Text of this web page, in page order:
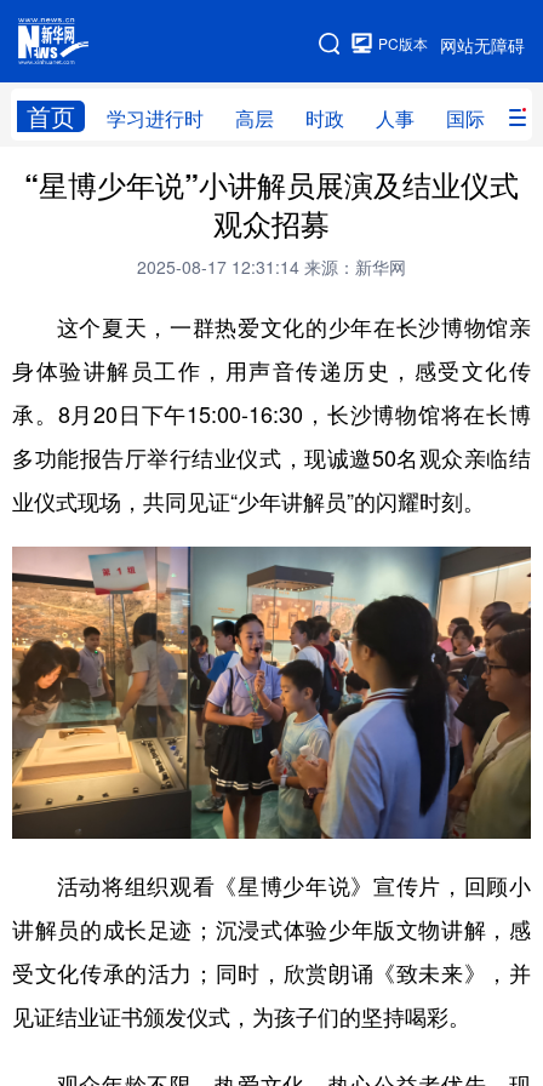
网站无障碍
PC版本
首页 学习进行时 高层 时政 人事 国际 财
网站地图
学习进行时 高层 时政 人事
财经 网评
全球连线
科技 科创 量子 体育
文化 书画 健康 军事
法律 中央文件 金融 汽车
学术中国 乡村振兴 银龄 溯源中国
城市 旅游 能源 会展
彩票 娱乐 时尚 悦读
公益 一带一路 亚太网 上市公司
文化产业
地方频道
北京 天津 河北 山西
辽宁 吉林 上海 江苏
“星博少年说”小讲解员展演及结业仪式
观众招募
2025-08-17 12:31:14 来源：新华网
这个夏天，一群热爱文化的少年在长沙博物馆亲
身体验讲解员工作，用声音传递历史，感受文化传
承。8月20日下午15:00-16:30，长沙博物馆将在长博
多功能报告厅举行结业仪式，现诚邀50名观众亲临结
业仪式现场，共同见证“少年讲解员”的闪耀时刻。
活动将组织观看《星博少年说》宣传片，回顾小
讲解员的成长足迹；沉浸式体验少年版文物讲解，感
受文化传承的活力；同时，欣赏朗诵《致未来》，并
见证结业证书颁发仪式，为孩子们的坚持喝彩。